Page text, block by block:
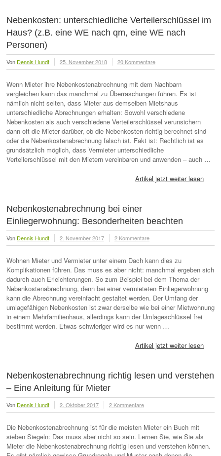
Nebenkosten: unterschiedliche Verteilerschlüssel im
Haus? (z.B. eine WE nach qm, eine WE nach
Personen)
Von Dennis Hundt 25. November 2018 20 Kommentare
Wenn Mieter ihre Nebenkostenabrechnung mit dem Nachbarn
vergleichen kann das manchmal zu Überraschungen führen. Es ist
nämlich nicht selten, dass Mieter aus demselben Mietshaus
unterschiedliche Abrechnungen erhalten: Sowohl verschiedene
Nebenkosten als auch verschiedene Verteilerschlüssel verunsichern
dann oft die Mieter darüber, ob die Nebenkosten richtig berechnet sind
oder die Nebenkostenabrechnung falsch ist. Fakt ist: Rechtlich ist es
grundsätzlich möglich, dass Vermieter unterschiedliche
Verteilerschlüssel mit den Mietern vereinbaren und anwenden – auch …
Artikel jetzt weiter lesen
Nebenkostenabrechnung bei einer
Einliegerwohnung: Besonderheiten beachten
Von Dennis Hundt 2. November 2017 2 Kommentare
Wohnen Mieter und Vermieter unter einem Dach kann dies zu
Komplikationen führen. Das muss es aber nicht: manchmal ergeben sich
dadurch auch Erleichterungen. So zum Beispiel bei dem Thema der
Nebenkostenabrechnung, denn bei einer vermieteten Einliegerwohnung
kann die Abrechnung vereinfacht gestaltet werden. Der Umfang der
umlagefähigen Nebenkosten ist zwar derselbe wie bei einer Mietwohnung
in einem Mehrfamilienhaus, allerdings kann der Umlageschlüssel frei
bestimmt werden. Etwas schwieriger wird es nur wenn …
Artikel jetzt weiter lesen
Nebenkostenabrechnung richtig lesen und verstehen
– Eine Anleitung für Mieter
Von Dennis Hundt 2. Oktober 2017 2 Kommentare
Die Nebenkostenabrechnung ist für die meisten Mieter ein Buch mit
sieben Siegeln: Das muss aber nicht so sein. Lernen Sie, wie Sie als
Mieter die Nebenkostenabrechnung richtig lesen und verstehen können.